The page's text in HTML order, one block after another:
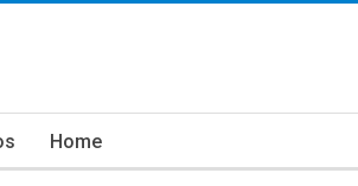
Home